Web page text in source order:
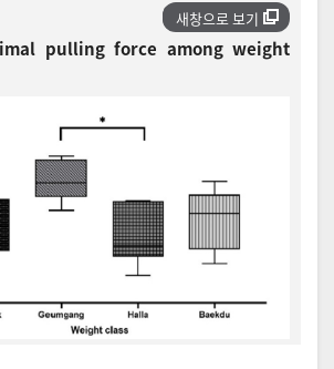
새창으로 보기
pulling force among weight